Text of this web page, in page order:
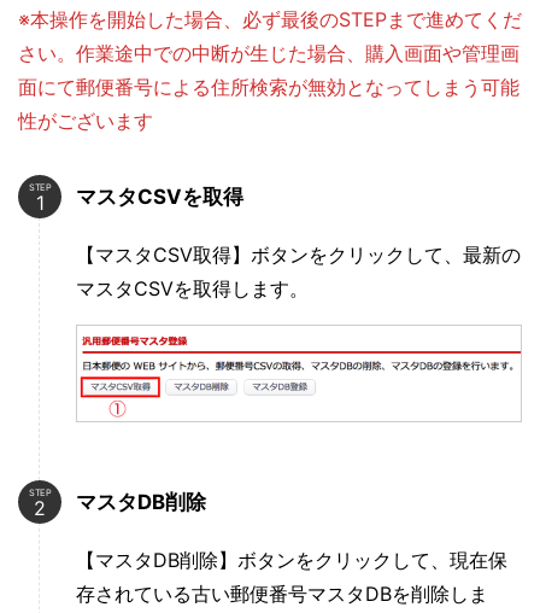
※本操作を開始した場合、必ず最後のSTEPまで進めてくだ
さい。作業途中での中断が生じた場合、購入画面や管理画
面にて郵便番号による住所検索が無効となってしまう可能
性がございます
STEP マスタCSVを取得
【マスタCSV取得】ボタンをクリックして、最新の
マスタCSVを取得します。
STEP マスタDB削除
【マスタDB削除】ボタンをクリックして、現在保
存されている古い郵便番号マスタDBを削除しま